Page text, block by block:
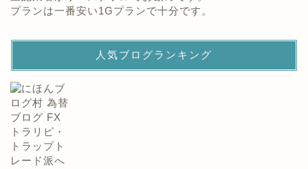
プランは一番安い1Gプランで十分です。
人気ブログランキング